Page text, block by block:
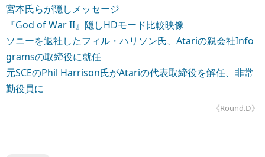
宮本氏らが隠しメッセージ
『God of War II』隠しHDモード比較映像
ソニーを退社したフィル・ハリソン氏、Atariの親会社Info
gramsの取締役に就任
元SCEのPhil Harrison氏がAtariの代表取締役を解任、非常
勤役員に
《Round.D》